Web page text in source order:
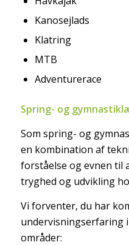
Kanosejlads
Klatring
MTB
Adventurerace
Spring- og
Som spring- og
en kombination af
forståelse og evnen til
tryghed og udvikling
Vi forventer, du har
undervisningserfaring
områder: